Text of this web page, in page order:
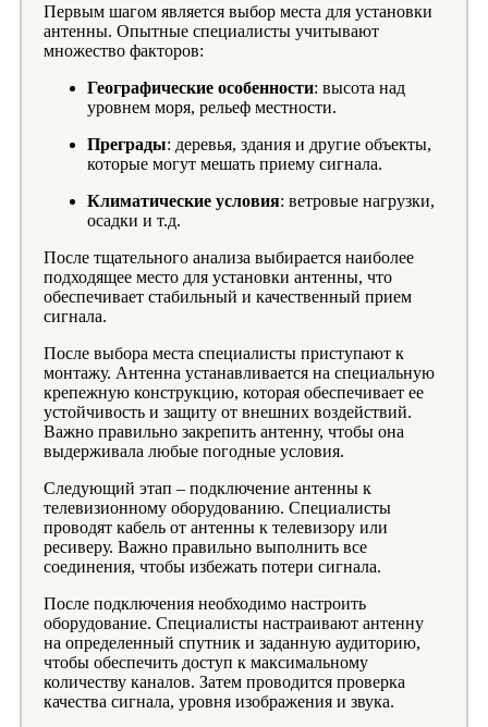
Первым шагом является выбор места для установки
антенны. Опытные специалисты учитывают
множество факторов:
Географические особенности: высота над
уровнем моря, рельеф местности.
Преграды: деревья, здания и другие объекты,
которые могут мешать приему сигнала.
Климатические условия: ветровые нагрузки,
осадки и т.д.
После тщательного анализа выбирается наиболее
подходящее место для установки антенны, что
обеспечивает стабильный и качественный прием
сигнала.
После выбора места специалисты приступают к
монтажу. Антенна устанавливается на специальную
крепежную конструкцию, которая обеспечивает ее
устойчивость и защиту от внешних воздействий.
Важно правильно закрепить антенну, чтобы она
выдерживала любые погодные условия.
Следующий этап – подключение антенны к
телевизионному оборудованию. Специалисты
проводят кабель от антенны к телевизору или
ресиверу. Важно правильно выполнить все
соединения, чтобы избежать потери сигнала.
После подключения необходимо настроить
оборудование. Специалисты настраивают антенну
на определенный спутник и заданную аудиторию,
чтобы обеспечить доступ к максимальному
количеству каналов. Затем проводится проверка
качества сигнала, уровня изображения и звука.